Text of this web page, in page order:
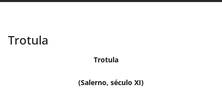
Trotula
Trotula
(Salerno, século XI)